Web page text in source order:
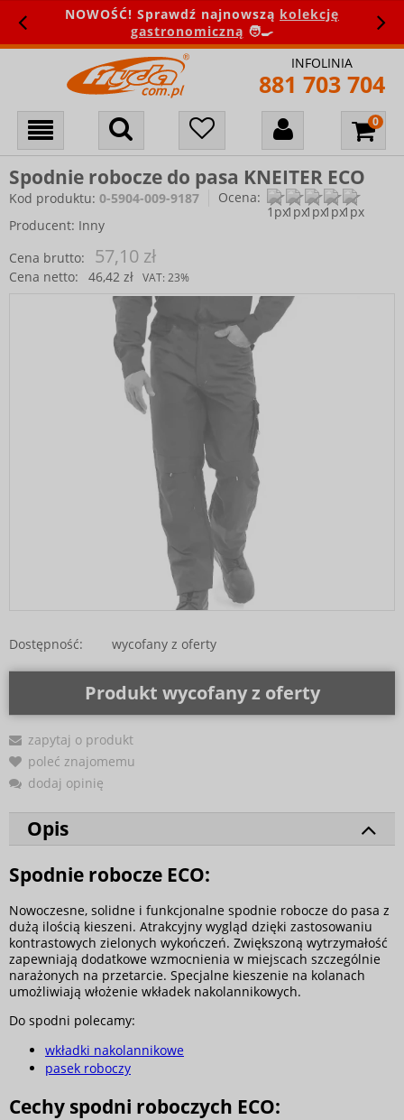
NOWOŚĆ! Sprawdź najnowszą kolekcję
gastronomiczną 🧑‍🍳
INFOLINIA
881 703 704
Spodnie robocze do pasa KNEITER ECO
Kod produktu: 0-5904-009-9187
Ocena:
Producent: Inny
Cena brutto:
57,10 zł
Cena netto: 46,42 zł VAT: 23%
Dostępność: wycofany z oferty
Produkt wycofany z oferty
zapytaj o produkt
poleć znajomemu
dodaj opinię
Opis
Spodnie robocze ECO:
Nowoczesne, solidne i funkcjonalne spodnie robocze do pasa z
dużą ilością kieszeni. Atrakcyjny wygląd dzięki zastosowaniu
kontrastowych zielonych wykończeń. Zwiększoną wytrzymałość
zapewniają dodatkowe wzmocnienia w miejscach szczególnie
narażonych na przetarcie. Specjalne kieszenie na kolanach
umożliwiają włożenie wkładek nakolannikowych.
Do spodni polecamy:
wkładki nakolannikowe
pasek roboczy
Cechy spodni roboczych ECO: